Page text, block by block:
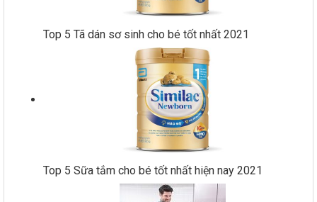
Top 5 Tã dán sơ sinh cho bé tốt nhất 2021
Top 5 Sữa tắm cho bé tốt nhất hiện nay 2021